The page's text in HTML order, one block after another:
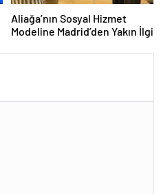
Aliağa’nın Sosyal Hizmet
Modeline Madrid’den Yakın İlgi